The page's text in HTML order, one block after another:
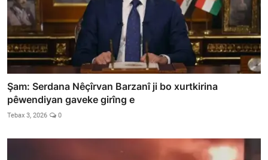
Şam: Serdana Nêçîrvan Barzanî ji bo xurtkirina
pêwendiyan gaveke girîng e
Tebax 3, 2026 0